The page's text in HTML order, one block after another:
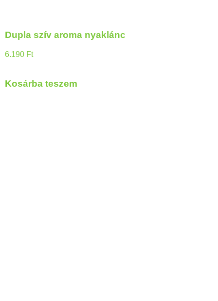
Dupla szív aroma nyaklánc
6.190 Ft
Kosárba teszem